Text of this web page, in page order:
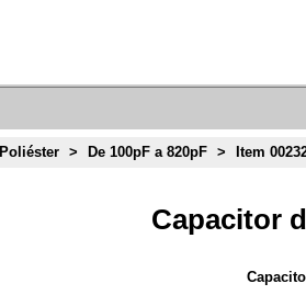
Poliéster > De 100pF a 820pF > Item
Capacitor